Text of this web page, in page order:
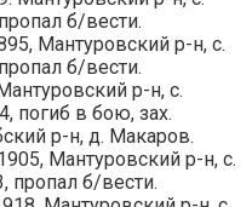
б/вести.
Мантуровский р-н, с.
б/вести.
р-н, с.
погиб в бою, зах.
р-н, д. Макаров.
Мантуровский р-н, с.
пропал б/вести.